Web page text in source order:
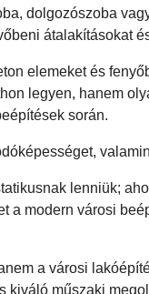
dolgozószoba
átalakításokat
elemeket és
legyen, hanem
során.
lenniük;
a modern városi
a városi
kiváló műszaki